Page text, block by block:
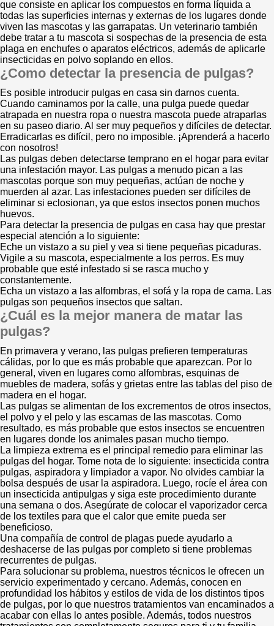
que consiste en aplicar los compuestos en forma líquida a
todas las superficies internas y externas de los lugares donde
viven las mascotas y las garrapatas. Un veterinario también
debe tratar a tu mascota si sospechas de la presencia de esta
plaga en enchufes o aparatos eléctricos, además de aplicarle
insecticidas en polvo soplando en ellos.
¿Como detectar la presencia de pulgas?
Es posible introducir pulgas en casa sin darnos cuenta.
Cuando caminamos por la calle, una pulga puede quedar
atrapada en nuestra ropa o nuestra mascota puede atraparlas
en su paseo diario. Al ser muy pequeños y difíciles de detectar.
Erradicarlas es difícil, pero no imposible. ¡Aprenderá a hacerlo
con nosotros!
Las pulgas deben detectarse temprano en el hogar para evitar
una infestación mayor. Las pulgas a menudo pican a las
mascotas porque son muy pequeñas, actúan de noche y
muerden al azar. Las infestaciones pueden ser difíciles de
eliminar si eclosionan, ya que estos insectos ponen muchos
huevos.
Para detectar la presencia de pulgas en casa hay que prestar
especial atención a lo siguiente:
Eche un vistazo a su piel y vea si tiene pequeñas picaduras.
Vigile a su mascota, especialmente a los perros. Es muy
probable que esté infestado si se rasca mucho y
constantemente.
Echa un vistazo a las alfombras, el sofá y la ropa de cama. Las
pulgas son pequeños insectos que saltan.
¿Cuál es la mejor manera de matar las
pulgas?
En primavera y verano, las pulgas prefieren temperaturas
cálidas, por lo que es más probable que aparezcan. Por lo
general, viven en lugares como alfombras, esquinas de
muebles de madera, sofás y grietas entre las tablas del piso de
madera en el hogar.
Las pulgas se alimentan de los excrementos de otros insectos,
el polvo y el pelo y las escamas de las mascotas. Como
resultado, es más probable que estos insectos se encuentren
en lugares donde los animales pasan mucho tiempo.
La limpieza extrema es el principal remedio para eliminar las
pulgas del hogar. Tome nota de lo siguiente: insecticida contra
pulgas, aspiradora y limpiador a vapor. No olvides cambiar la
bolsa después de usar la aspiradora. Luego, rocíe el área con
un insecticida antipulgas y siga este procedimiento durante
una semana o dos. Asegúrate de colocar el vaporizador cerca
de los textiles para que el calor que emite pueda ser
beneficioso.
Una compañía de control de plagas puede ayudarlo a
deshacerse de las pulgas por completo si tiene problemas
recurrentes de pulgas.
Para solucionar su problema, nuestros técnicos le ofrecen un
servicio experimentado y cercano. Además, conocen en
profundidad los hábitos y estilos de vida de los distintos tipos
de pulgas, por lo que nuestros tratamientos van encaminados a
acabar con ellas lo antes posible. Además, todos nuestros